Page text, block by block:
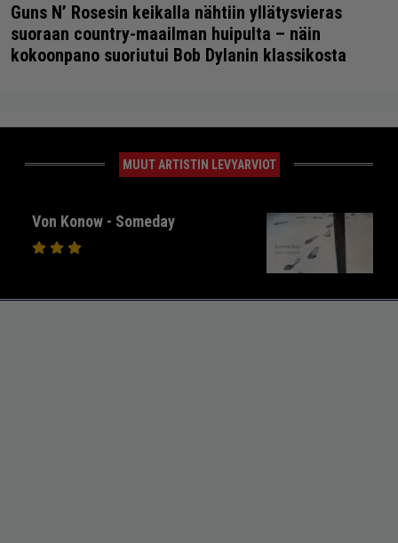
Guns N’ Rosesin keikalla nähtiin yllätysvieras
suoraan country-maailman huipulta – näin
kokoonpano suoriutui Bob Dylanin klassikosta
MUUT ARTISTIN LEVYARVIOT
Von Konow - Someday